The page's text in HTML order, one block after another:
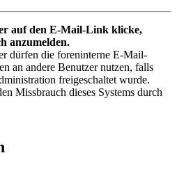
auf den E-Mail-Link klicke,
anzumelden.
dürfen die foreninterne E-Mail-
an andere Benutzer nutzen, falls
freigeschaltet wurde.
Missbrauch dieses Systems durch